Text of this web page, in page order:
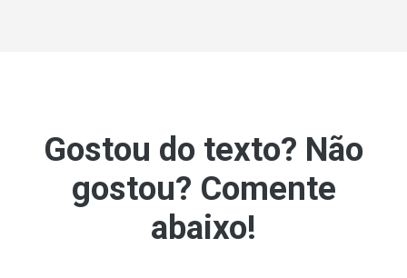
Gostou do texto? Não
gostou? Comente
abaixo!